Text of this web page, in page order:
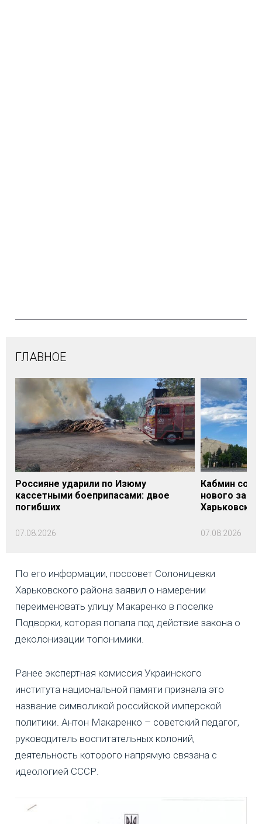
ГЛАВНОЕ
Россияне ударили по Изюму
кассетными боеприпасами: двое
погибших
07.08.2026
Кабмин
нового
07.08.2026
По его информации, поссовет Солоницевки
Харьковского района заявил о намерении
переименовать улицу Макаренко в поселке
Подворки, которая попала под действие закона о
деколонизации топонимики.
Ранее экспертная комиссия Украинского
института национальной памяти признала это
название символикой российской имперской
политики. Антон Макаренко – советский педагог,
руководитель воспитательных колоний,
деятельность которого напрямую связана с
идеологией СССР.